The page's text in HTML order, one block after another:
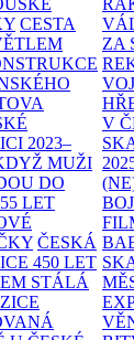
CESTA
2023–
MUŽI
DO
55 LET
ČESKÁ
450 LET
STÁLÁ
ZA
V